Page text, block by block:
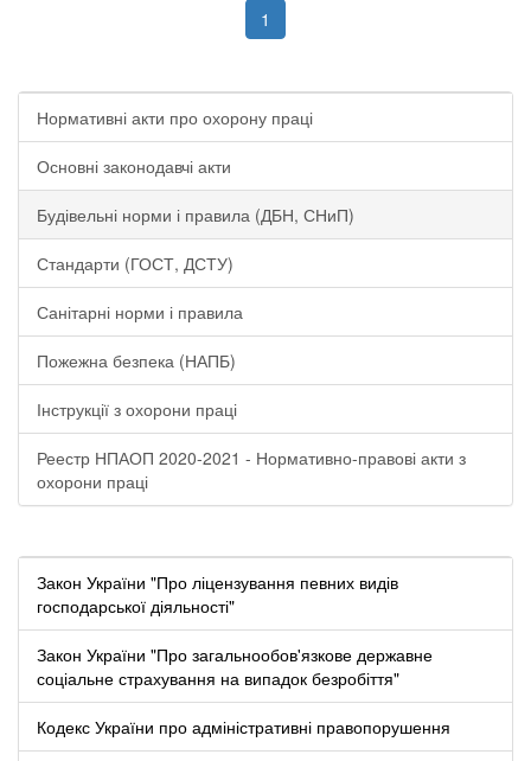
1
Нормативні акти про охорону праці
Основні законодавчі акти
Будівельні норми і правила (ДБН, СНиП)
Стандарти (ГОСТ, ДСТУ)
Санітарні норми і правила
Пожежна безпека (НАПБ)
Інструкції з охорони праці
Реестр НПАОП 2020-2021 - Нормативно-правові акти з
охорони праці
Закон України "Про ліцензування певних видів
господарської діяльності"
Закон України "Про загальнообов'язкове державне
соціальне страхування на випадок безробіття"
Кодекс України про адміністративні правопорушення